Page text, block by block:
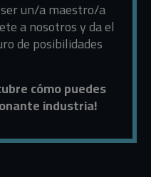
un/a maestro/a
a nosotros y da el
de posibilidades
cómo puedes
industria!